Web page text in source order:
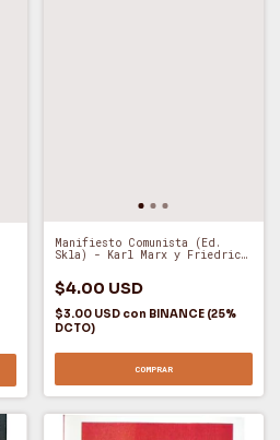
Manifiesto Comunista (Ed.
Skla) - Karl Marx y Friedrich
$4.00 USD
$3.00 USD con BINANCE (25%
DCTO)
COMPRAR